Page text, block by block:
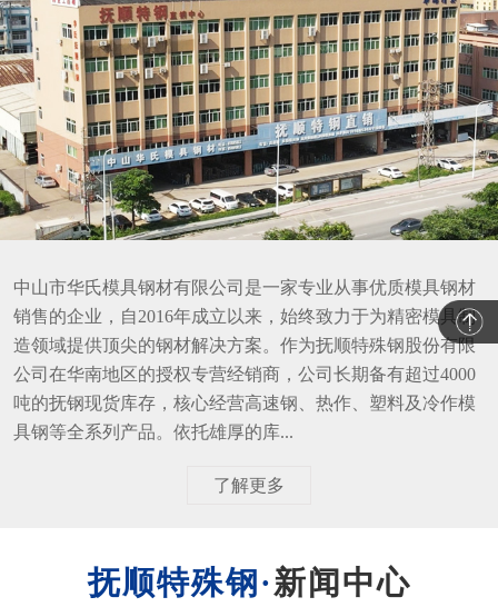
中山市华氏模具钢材有限公司是一家专业从事优质模具钢材
销售的企业，自2016年成立以来，始终致力于为精密模具制
造领域提供顶尖的钢材解决方案。作为抚顺特殊钢股份有限
公司在华南地区的授权专营经销商，公司长期备有超过4000
吨的抚钢现货库存，核心经营高速钢、热作、塑料及冷作模
具钢等全系列产品。依托雄厚的库...
了解更多
新闻中心